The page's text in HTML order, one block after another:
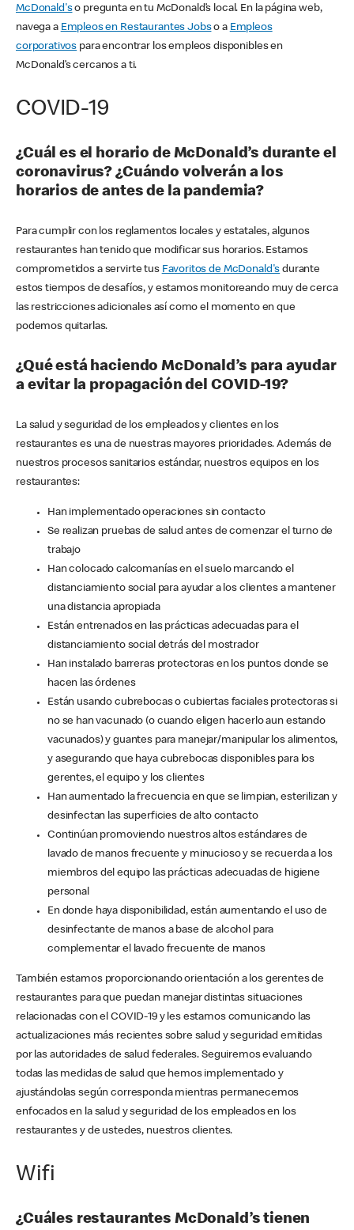
McDonald'so pregunta en tu McDonald’s local. En la página web,
navega a Empleos en Restaurantes Jobso a Empleos
corporativos para encontrar los empleos disponibles en
McDonald’s cercanos a ti.
COVID-19
¿Cuál es el horario de McDonald’s durante el
coronavirus? ¿Cuándo volverán a los
horarios de antes de la pandemia?
Para cumplir con los reglamentos locales y estatales, algunos
restaurantes han tenido que modificar sus horarios. Estamos
comprometidos a servirte tus Favoritos de McDonald's durante
estos tiempos de desafíos, y estamos monitoreando muy de cerca
las restricciones adicionales así como el momento en que
podemos quitarlas.
¿Qué está haciendo McDonald’s para ayudar
a evitar la propagación del COVID-19?
La salud y seguridad de los empleados y clientes en los
restaurantes es una de nuestras mayores prioridades. Además de
nuestros procesos sanitarios estándar, nuestros equipos en los
restaurantes:
Han implementado operaciones sin contacto
Se realizan pruebas de salud antes de comenzar el turno de
trabajo
Han colocado calcomanías en el suelo marcando el
distanciamiento social para ayudar a los clientes a mantener
una distancia apropiada
Están entrenados en las prácticas adecuadas para el
distanciamiento social detrás del mostrador
Han instalado barreras protectoras en los puntos donde se
hacen las órdenes
Están usando cubrebocas o cubiertas faciales protectoras si
no se han vacunado (o cuando eligen hacerlo aun estando
vacunados) y guantes para manejar/manipular los alimentos,
y asegurando que haya cubrebocas disponibles para los
gerentes, el equipo y los clientes
Han aumentado la frecuencia en que se limpian, esterilizan y
desinfectan las superficies de alto contacto
Continúan promoviendo nuestros altos estándares de
lavado de manos frecuente y minucioso y se recuerda a los
miembros del equipo las prácticas adecuadas de higiene
personal
En donde haya disponibilidad, están aumentando el uso de
desinfectante de manos a base de alcohol para
complementar el lavado frecuente de manos
También estamos proporcionando orientación a los gerentes de
restaurantes para que puedan manejar distintas situaciones
relacionadas con el COVID-19 y les estamos comunicando las
actualizaciones más recientes sobre salud y seguridad emitidas
por las autoridades de salud federales. Seguiremos evaluando
todas las medidas de salud que hemos implementado y
ajustándolas según corresponda mientras permanecemos
enfocados en la salud y seguridad de los empleados en los
restaurantes y de ustedes, nuestros clientes.
Wifi
¿Cuáles restaurantes McDonald’s tienen